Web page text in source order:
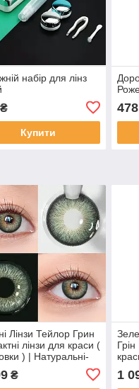
набір для лінз
Купити
478
Лінзи Тейлор Грин
лінзи для краси (
) | Натуральні-
| Для світлих -
очей
₴ 1